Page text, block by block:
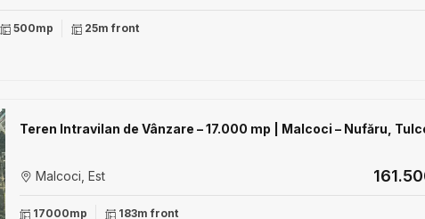
500mp 25m front
Teren Intravilan de Vânzare – 17.000 mp | Malcoci – Nufăru,
Malcoci, Est
17000mp 183m front